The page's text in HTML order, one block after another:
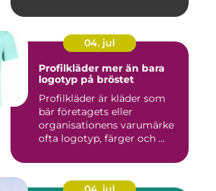
04. jul
Profilkläder mer än bara
logotyp på bröstet
Profilkläder är kläder som
bär företagets eller
organisationens varumärke
ofta logotyp, färger och ...